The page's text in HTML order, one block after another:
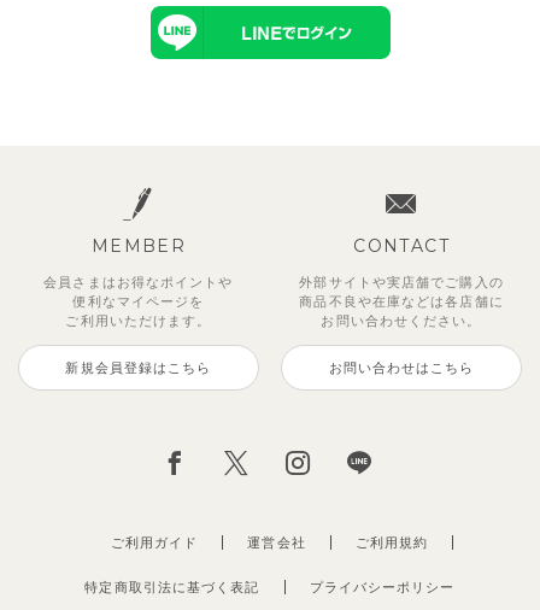
MEMBER
会員さまはお得なポイントや
便利な マイページを
ご利用いただけます。
新規会員登録はこちら
CONTACT
外部サイトや実店舗でご購入の
商品不良や在庫などは各店舗に
お問い合わせください。
お問い合わせはこちら
ご利用ガイド 運営会社
特定商取引法に基づく表記 プライバシーポリシー
ご利用規約